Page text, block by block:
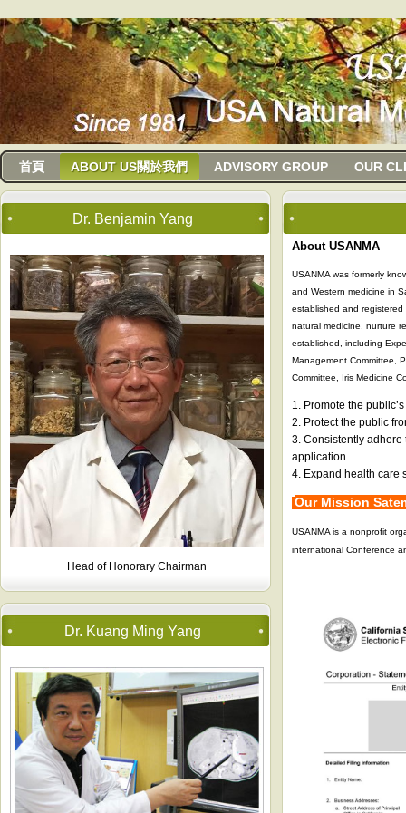
usanma
首頁 ABOUT US關於我們 ADVISORY GROUP OUR
Dr. Benjamin Yang
Head of Honorary Chairman
Dr. Kuang Ming Yang
About USANMA
USANMA was formerly
and Western medicine in
established and
natural medicine, nurture
established, including
Management Committee,
Committee, Iris Medicine
1. Promote the
2. Protect the public
3. Consistently
application.
4. Expand health care
Our Mission
USANMA is a nonprofit
international Conference